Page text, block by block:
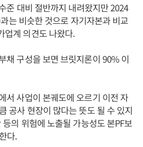
준 대비 절반까지 내려왔지만 2024
는 비슷한 것으로 자기자본과 비교
업계 의견도 나왔다.
채 구성을 보면 브릿지론이 90% 이
서 사업이 본궤도에 오르기 이전 자
공사 현장이 많다는 뜻도 될 수 있지
의 위험에 노출될 가능성도 본PF보
다.